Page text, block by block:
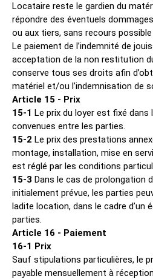
Locataire reste le gardien du
répondre des éventuels
ou aux tiers, sans recours
Le paiement de l’indemnité de
acceptation de la non restitution
conserve tous ses droits afin
matériel et/ou l’indemnisation de
Article 15 - Prix
15-1 Le prix du loyer est fixé
convenues entre les parties.
15-2 Le prix des prestations
montage, installation, mise en
est réglé par les conditions
15-3 Dans le cas de prolongation
initialement prévue, les parties
ladite location, dans le cadre d’un
parties.
Article 16 - Paiement
16-1 Prix
Sauf stipulations particulières, le
payable mensuellement à